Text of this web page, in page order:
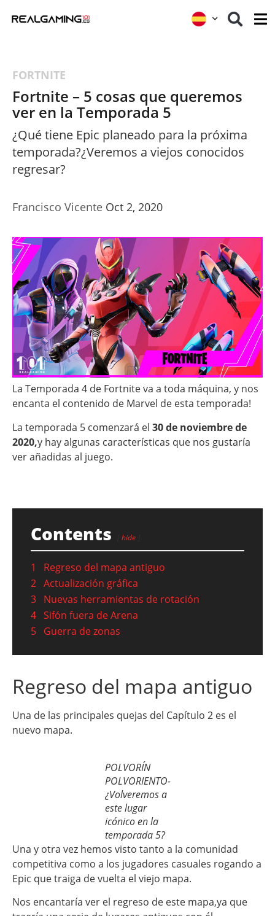
FORTNITE
Fortnite – 5 cosas que queremos
ver en la Temporada 5
¿Qué tiene Epic planeado para la próxima
temporada?¿Veremos a viejos conocidos
regresar?
Francisco Vicente Oct 2, 2020
La Temporada 4 de Fortnite va a toda máquina, y nos
encanta el contenido de Marvel de esta temporada!
La temporada 5 comenzará el 30 de noviembre de
2020,y hay algunas características que nos gustaría
ver añadidas al juego.
Contents hide
1
Regreso del mapa antiguo
2 Actualización gráfica
3 Nuevas herramientas de rotación
4 Sifón fuera de Arena
5 Guerra de zonas
Regreso del mapa antiguo
Una de las principales quejas del Capítulo 2 es el
nuevo mapa.
POLVORÍN
POLVORIENTO-
¿Volveremos a
este lugar
icónico en la
temporada 5?
Una y otra vez hemos visto tanto a la comunidad
competitiva como a los jugadores casuales rogando a
Epic que traiga de vuelta el viejo mapa.
Nos encantaría ver el regreso de este mapa,ya que